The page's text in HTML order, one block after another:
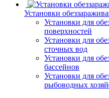
Установки
Установки для
поверхностей
Установки для
сточных вод
Установки для
бассейнов
Установки для
рыбоводных